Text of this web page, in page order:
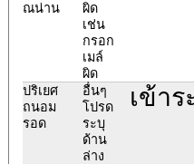
ณน่าน
ผิด
เช่น
กรอก
เมล์
ผิด
ปริเยศ
ถนอม
รอด
อื่นๆ
โปรด
ระบุ
ด้าน
ล่าง
เข้า